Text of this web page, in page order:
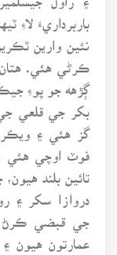
باربرداريءَ لاءِ
نئين وارين
ڪرڻي هئي.
ڳڙهه جو پوءِ
تائين بلند